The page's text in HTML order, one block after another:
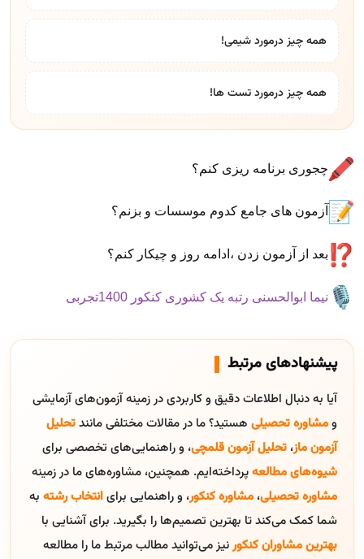
همه چیز درمورد شیمی!
همه چیز درمورد تست ها!
چجوری برنامه ریزی کنم؟
آزمون های جامع کدوم موسسات و بزنم؟
بعد از آزمون زدن ،ادامه روز و چیکار کنم؟
نیما ابوالحسنی رتبه یک کشوری کنکور 1400تجربی
پیشنهادهای مرتبط
آیا به دنبال اطلاعات دقیق و کاربردی در زمینه آزمون‌های آزمایشی
ومشاوره تحصیلی هستید؟ ما در مقالات مختلفی مانندتحلیل
آزمون ماز، تحلیل آزمون قلمچی، و راهنمایی‌های تخصصی برای
شیوه‌های مطالعهپرداخته‌ایم. همچنین، مشاوره‌های ما در زمینه
مشاوره تحصیلی، مشاوره کنکور، و راهنمایی برایانتخاب رشته به
شما کمک می‌کند تا بهترین تصمیم‌ها را بگیرید. برای آشنایی با
بهترین مشاوران کنکورنیز می‌توانید مطالب مرتبط ما را مطالعه